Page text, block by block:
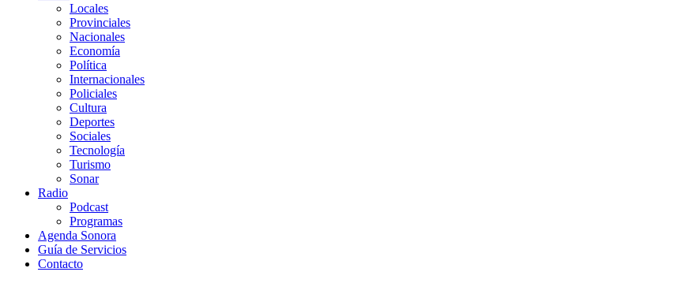
Locales
Provinciales
Nacionales
Economía
Política
Internacionales
Policiales
Cultura
Deportes
Sociales
Tecnología
Turismo
Sonar
Radio
Podcast
Programas
Agenda Sonora
Guía de Servicios
Contacto